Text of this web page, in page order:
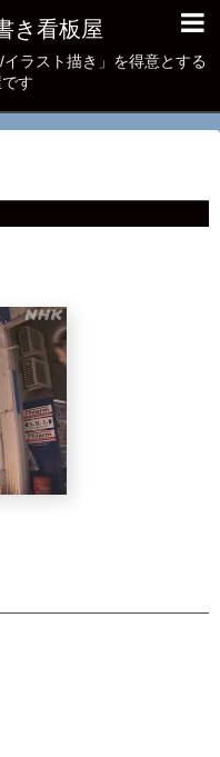
き看板屋
イラスト描き」を得意とする
す